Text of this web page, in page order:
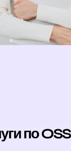
по OSS